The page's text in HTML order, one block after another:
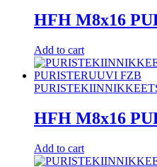
HFH M8x16
Add to cart
PURISTEKIINNIKKEET
HFH M8x16
Add to cart